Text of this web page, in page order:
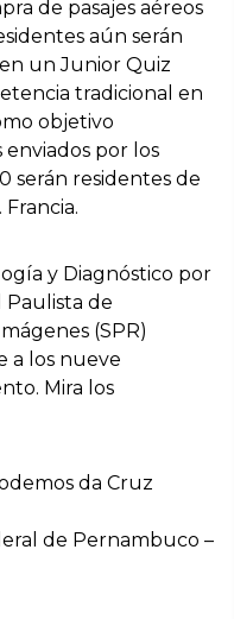
de pasajes aéreos
aún serán
un Junior Quiz
tradicional en
objetivo
por los
serán residentes de
y Diagnóstico por
Paulista de
(SPR)
a los nueve
Mira los
da Cruz
de Pernambuco –